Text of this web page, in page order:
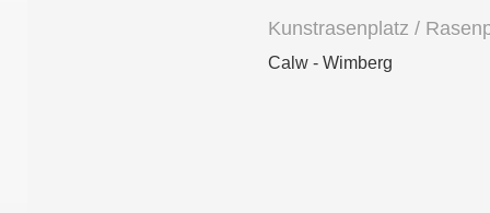
Kunstrasenplatz /
Calw - Wimberg